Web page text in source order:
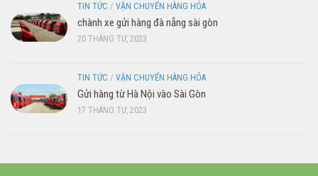
TIN TỨC / VẬN CHUYỂN HÀNG HÓA
chành xe gửi hàng đà nẵng sài gòn
20 THÁNG TƯ, 2023
TIN TỨC / VẬN CHUYỂN HÀNG HÓA
Gửi hàng từ Hà Nội vào Sài Gòn
17 THÁNG TƯ, 2023